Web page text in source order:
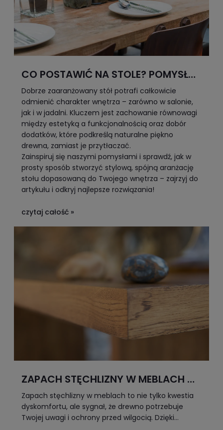
CO POSTAWIĆ NA STOLE? POMYSŁY
NA ARANŻACJE I DODATKI
Dobrze zaaranżowany stół potrafi całkowicie
odmienić charakter wnętrza – zarówno w salonie,
jak i w jadalni. Kluczem jest zachowanie równowagi
między estetyką a funkcjonalnością oraz dobór
dodatków, które podkreślą naturalne piękno
drewna, zamiast je przytłaczać.
Zainspiruj się naszymi pomysłami i sprawdź, jak w
prosty sposób stworzyć stylową, spójną aranżację
stołu dopasowaną do Twojego wnętrza – zajrzyj do
artykułu i odkryj najlepsze rozwiązania!
czytaj całość »
ZAPACH STĘCHLIZNY W MEBLACH –
CO ZROBIĆ?
Zapach stęchlizny w meblach to nie tylko kwestia
dyskomfortu, ale sygnał, że drewno potrzebuje
Twojej uwagi i ochrony przed wilgocią. Dzięki